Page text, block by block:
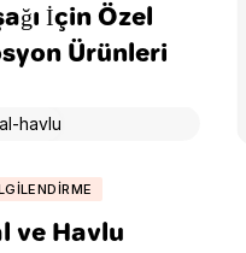
İçin Özel
Ürünleri
ve Havlu